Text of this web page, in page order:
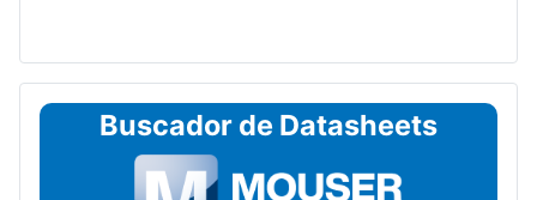
Buscador de Datasheets